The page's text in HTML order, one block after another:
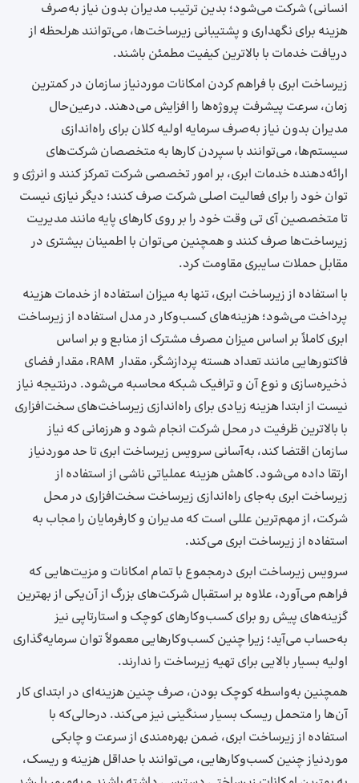
انسانی) شرکت می‌شود؛ بدین ترتیب مدیران بدون نیاز به‌صرف
هزینه برای نگهداری و پشتیبانی زیرساخت‌ها، می‌توانند هرلحظه از
دریافت خدمات با بالاترین کیفیت مطمئن باشند.
زیرساخت‌ ابری با فراهم کردن امکانات موردنیاز سازمان در کمترین
زمان، سرعت پیشرفت پروژه‌ها را افزایش می‌دهند. درعین‌حال
مدیران بدون نیاز به‌صرف سرمایه اولیه کلان برای راه‌اندازی
سیستم‌ها، می‌توانند با سپردن کارها به متخصصان شرکت‌های
ارائه‌دهنده خدمات ابری، بر امور تخصصی شرکت تمرکز کنند و انرژی و
توان خود را برای فعالیت اصلی شرکت صرف کنند؛ دیگر نیازی نیست
تا متخصصین آی تی وقت خود را بر روی کارهای پایه مانند مدیریت
زیرساخت‌ها صرف کنند و همچنین می‌توان با اطمینان بیشتری در
مقابل حملات سایبری مقاومت کرد.
با استفاده از زیرساخت‌ ابری، تنها به میزان استفاده از خدمات هزینه
پرداخت می‌شود؛ هزینه‌های کسب‌وکار در مدل استفاده از زیرساخت‌
ابری کاملاً بر اساس میزان مصرف مشترک از منابع و بر اساس
فاکتورهایی مانند تعداد هسته پردازشگر، مقدار RAM، مقدار فضای
ذخیره‌سازی و نوع آن و ترافیک شبکه محاسبه می‌شود. درنتیجه نیاز
نیست از ابتدا هزینه زیادی برای راه‌اندازی زیرساخت‌های سخت‌افزاری
با بالاترین ظرفیت در محل شرکت انجام شود و هرزمانی که نیاز
سازمان اقتضا کند، به‌آسانی سرویس زیرساخت ابری تا حد موردنیاز
ارتقا داده می‌شود. کاهش هزینه عملیاتی ناشی از استفاده از
زیرساخت ابری به‌جای راه‌اندازی زیرساخت سخت‌افزاری در محل
شرکت، از مهم‌ترین عللی است که مدیران و کارفرمایان را مجاب به
استفاده از زیرساخت‌ ابری می‌کند.
سرویس­ زیرساخت ابری درمجموع با تمام امکانات و مزیت‌هایی که
فراهم می‌آورد، علاوه بر استقبال شرکت‌های بزرگ از آن‌یکی از بهترین
گزینه‌های پیش رو برای کسب‌وکارهای کوچک و استارتاپی نیز
به‌حساب می‌آید؛ زیرا چنین کسب‌وکارهایی معمولاً توان سرمایه‌گذاری
اولیه بسیار بالایی برای تهیه زیرساخت را ندارند.
همچنین به‌واسطه کوچک بودن، صرف چنین هزینه‌ای در ابتدای کار
آن‌ها را متحمل ریسک بسیار سنگینی نیز می‌کند. درحالی‌که با
استفاده از زیرساخت ابری، ضمن بهره‌مندی از سرعت و چابکی
موردنیاز چنین کسب‌وکارهایی، می‌توانند با حداقل هزینه و ریسک،